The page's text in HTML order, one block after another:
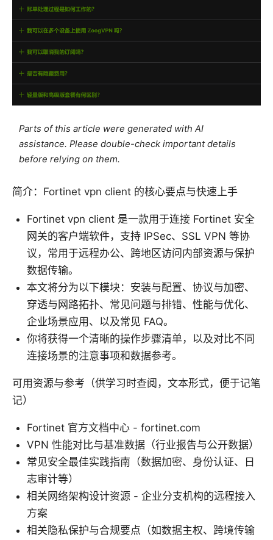
Parts of this article were generated with AI
assistance. Please double-check important details
before relying on them.
简介：Fortinet vpn client 的核心要点与快速上手
Fortinet vpn client 是一款用于连接 Fortinet 安全
网关的客户端软件，支持 IPSec、SSL VPN 等协
议，常用于远程办公、跨地区访问内部资源与保护
数据传输。
本文将分为以下模块：安装与配置、协议与加密、
穿透与网路拓扑、常见问题与排错、性能与优化、
企业场景应用、以及常见 FAQ。
你将获得一个清晰的操作步骤清单，以及对比不同
连接场景的注意事项和数据参考。
可用资源与参考（供学习时查阅，文本形式，便于记笔
记）
Fortinet 官方文档中心 - fortinet.com
VPN 性能对比与基准数据（行业报告与公开数据）
常见安全最佳实践指南（数据加密、身份认证、日
志审计等）
相关网络架构设计资源 - 企业分支机构的远程接入
方案
相关隐私保护与合规要点（如数据主权、跨境传输